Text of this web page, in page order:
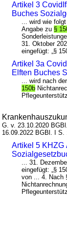
Artikel 3
Buches
... wird wie
Angabe zu §
31. Oktober
eingefügt: „§
Artikel 3a
Elften Buches
... wird nach
150b
G. v. 23.10.2020
16.09.2022 BGBl. I S.
Artikel 5 KHZG
... 31.
eingefügt: „§
von ... 4. Nach